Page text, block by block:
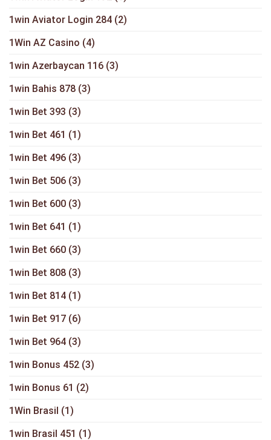
1win Aviator Login 284 (2)
1Win AZ Casino (4)
1win Azerbaycan 116 (3)
1win Bahis 878 (3)
1win Bet 393 (3)
1win Bet 461 (1)
1win Bet 496 (3)
1win Bet 506 (3)
1win Bet 600 (3)
1win Bet 641 (1)
1win Bet 660 (3)
1win Bet 808 (3)
1win Bet 814 (1)
1win Bet 917 (6)
1win Bet 964 (3)
1win Bonus 452 (3)
1win Bonus 61 (2)
1Win Brasil (1)
1win Brasil 451 (1)